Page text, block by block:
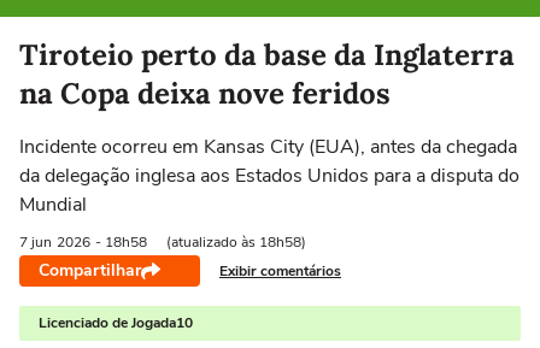
Selecione o time para ver as notícias
Tiroteio perto da base da Inglaterra
na Copa deixa nove feridos
Incidente ocorreu em Kansas City (EUA), antes da chegada
da delegação inglesa aos Estados Unidos para a disputa do
Mundial
7 jun 2026 - 18h58 (atualizado às 18h58)
Compartilhar Exibir comentários
Licenciado de Jogada10